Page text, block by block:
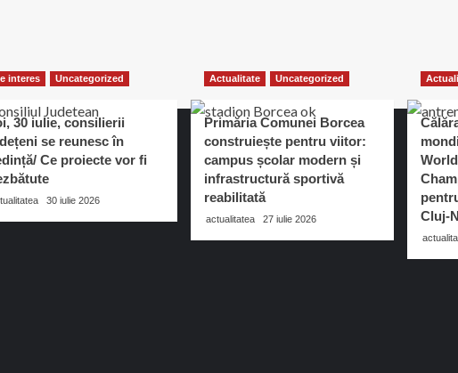
interes Uncategorized
30 iulie, consilierii
se reunesc în
Ce proiecte vor fi
30 iulie 2026
Actualitate Uncategorized
Primăria Comunei Borcea
construiește pentru viitor:
campus școlar modern și
infrastructură sportivă
reabilitată
actualitatea 27 iulie 2026
Cluj-